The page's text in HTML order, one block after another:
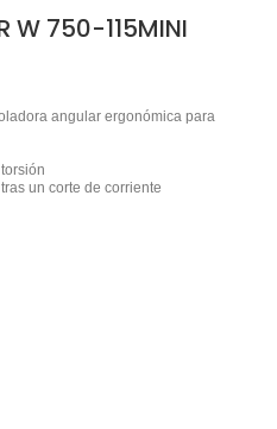
W 750-115MINI
angular ergonómica para
un corte de corriente